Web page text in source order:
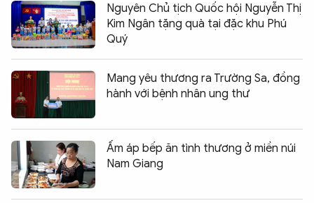
Nguyên Chủ tịch Quốc hội Nguyễn Thị
Kim Ngân tặng quà tại đặc khu Phú
Quý
Mang yêu thương ra Trường Sa, đồng
hành với bệnh nhân ung thư
Ấm áp bếp ăn tình thương ở miền núi
Nam Giang